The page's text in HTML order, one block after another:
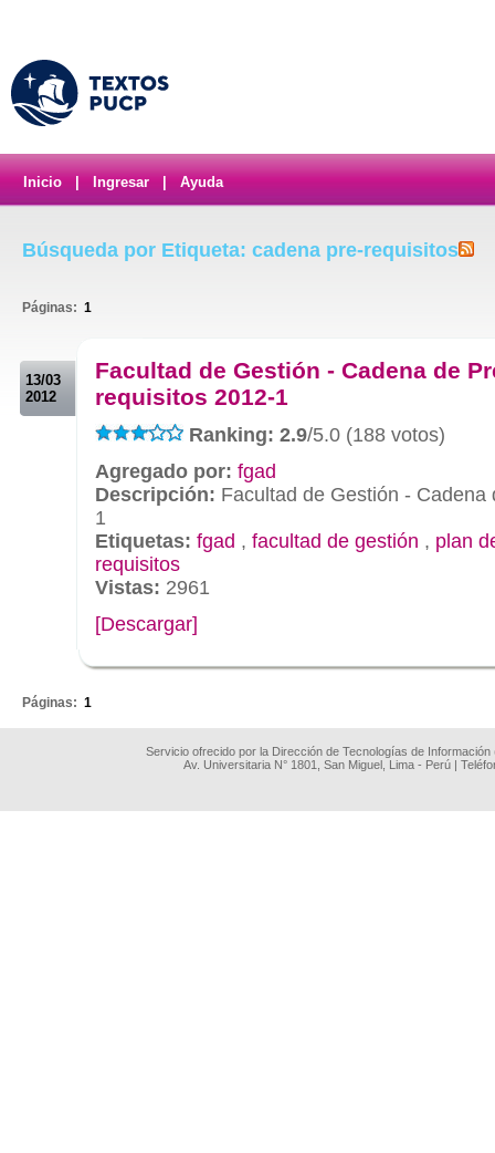
Inicio Ingresar Ayuda
Búsqueda por Etiqueta: cadena pre-requisitos
Páginas: 1
13/03
2012
Facultad de Gestión - Cadena de
requisitos 2012-1
Ranking: 2.9/5.0 (188 votos)
Agregado por: fgad
Descripción: Facultad de Gestión -
1
Etiquetas: fgad , facultad de gestión , plan
requisitos
Vistas: 2961
[Descargar]
Páginas: 1
Servicio ofrecido por la Dirección de Tecnologías de
Av. Universitaria N° 1801, San Miguel, Lima - Perú |